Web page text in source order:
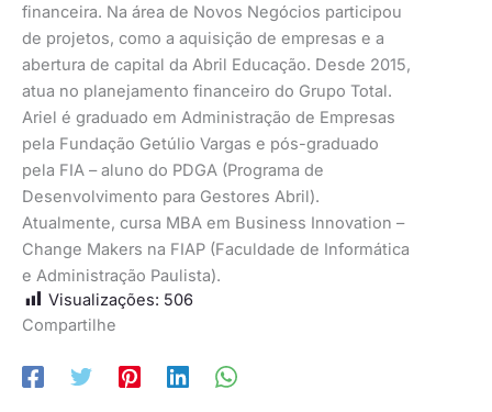
financeira. Na área de Novos Negócios participou
de projetos, como a aquisição de empresas e a
abertura de capital da Abril Educação. Desde 2015,
atua no planejamento financeiro do Grupo Total.
Ariel é graduado em Administração de Empresas
pela Fundação Getúlio Vargas e pós-graduado
pela FIA – aluno do PDGA (Programa de
Desenvolvimento para Gestores Abril).
Atualmente, cursa MBA em Business Innovation –
Change Makers na FIAP (Faculdade de Informática
e Administração Paulista).
Visualizações: 506
Compartilhe